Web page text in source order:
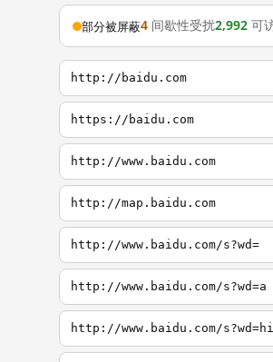
部分被屏蔽4 间歇性受扰2,992 可
http://baidu.com
https://baidu.com
http://www.baidu.com
http://map.baidu.com
http://www.baidu.com/s?wd=
http://www.baidu.com/s?wd=a
http://www.baidu.com/s?wd=hi